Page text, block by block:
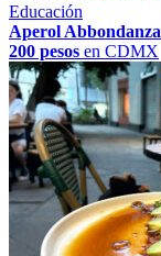
Educación
Aperol Abbondanza
200 pesos en CDMX